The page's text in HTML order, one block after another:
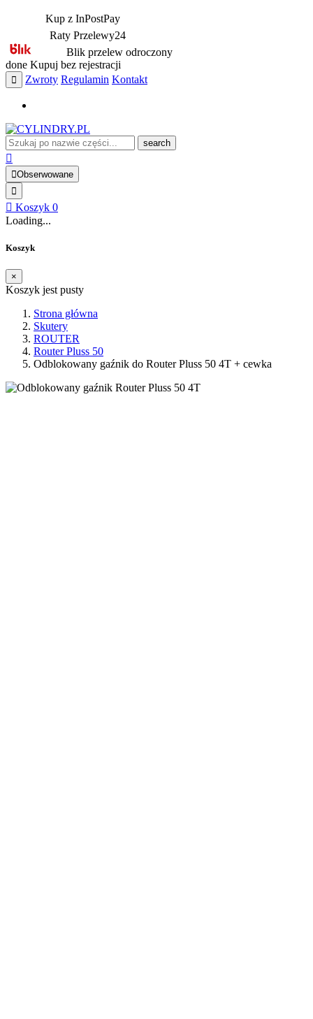
Kup z InPostPay
Raty Przelewy24
Blik przelew odroczony
done Kupuj bez rejestracji
Zwroty Regulamin Kontakt
search
Obserwowane
Koszyk 0
Loading...
Koszyk
×
Koszyk jest pusty
Strona główna
Skutery
ROUTER
Router Pluss 50
Odblokowany gaźnik do Router Pluss 50 4T + cewka